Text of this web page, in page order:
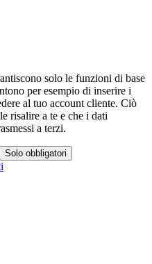
solo le funzioni di base
per esempio di inserire i
al tuo account cliente. Ciò
risalire a te e che i dati
a terzi.
Solo obbligatori